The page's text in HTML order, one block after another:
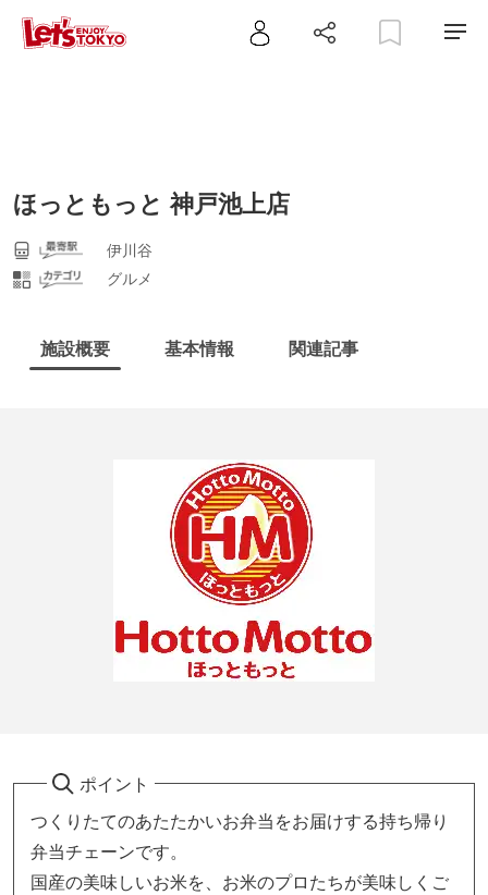
ほっともっと 神戸池上店
伊川谷
グルメ
施設概要 基本情報 関連記事
ポイント
つくりたてのあたたかいお弁当をお届けする持ち帰り
弁当チェーンです。
国産の美味しいお米を、お米のプロたちが美味しくご